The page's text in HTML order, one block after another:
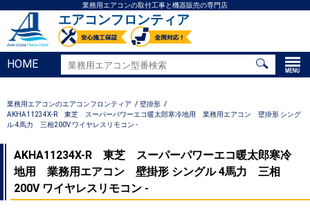
業務用エアコンの取付工事と機器販売の専門店
エアコンフロンティア
HOME
業務用エアコンのエアコンフロンティア
壁掛形
AKHA11234X-R 東芝 スーパーパワーエコ暖太郎寒冷地用 業務用エアコン 壁掛形 シング
ル 4馬力 三相200V ワイヤレスリモコン -
AKHA11234X-R 東芝 スーパーパワーエコ暖太郎寒冷
地用 業務用エアコン 壁掛形 シングル 4馬力 三相
200V ワイヤレスリモコン -